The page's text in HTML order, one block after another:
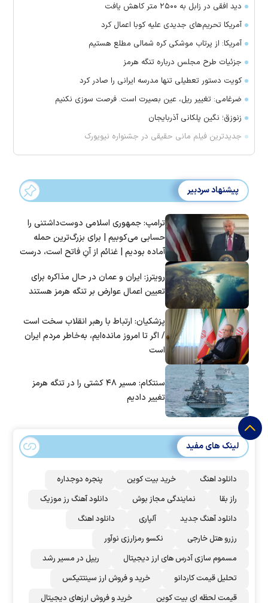
دید افقی در زابل به ۲۵۰۰ متر کاهش یافت
آمریکا تحریم‌های جدیدی علیه کوبا اعمال کرد
آمریکا: از پرتاب موشکی کره شمالی مطلع هستیم
جزئیات طرح مجلس درباره تنگه هرمز
کویت دستور تعطیلی تنها مدرسه ایرانی را صادر کرد
ضرغامی: تغییر ریل، عین بصیرت است. فرصت سوزی نکنیم
زنوزق؛ نگین پلکانی آذربایجان
جدیدترین فیلم مانی حقیقی در جشنواره نیویورک
پیشنهاد سردبیر
ترامپ: جمهوری اسلامی دوست‌داشتنی را
حسابی می‌کوبیم | برای بزرگ‌ترین حمله
آماده بودیم | غنائم از آنِ فاتح است، درست
رویترز: ایران و عمان در حال مذاکره برای
تعیین اعمال عوارض بر تنگه هرمز هستند
پزشکیان: ارتباط با رهبر انقلاب سخت است
/ اگر تا امروز مانده‌ایم، به‌خاطر مردم ایران
است
سنتکام: مسیر ۴۸ کشتی را در تنگه هرمز
تغییر دادیم
لینک های مفید
دانلود اهنگ خرید بیت کوین
پنجره دوجداره
راز بقا
نمایندگی مجاز بوش
دانلود آهنگ رز‌ موزیک
دانلود آهنگ جدید
آلپاری
دانلود اهنگ
رزرو هتل خارجی
نکسو رمزارزی نوآور
مسموم سازی آدرس های ارز دیجیتال
ریپل در مسیر رشد
تحلیل قیمت کاردانو
خرید و فروش ارز سینتتیکس
قیمت لحظه ای بیت کوین
خرید و فروش ارزهای دیجیتال